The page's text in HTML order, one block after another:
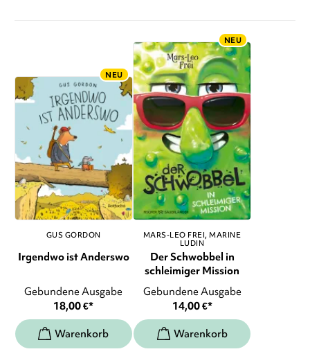
NEU
GUS GORDON
Irgendwo ist Anderswo
Gebundene Ausgabe
18,00€*
NEU
MARS-LEO FREI MARINE
LUDIN
Der Schwobbel in
schleimiger Mission
Gebundene Ausgabe
14,00€*